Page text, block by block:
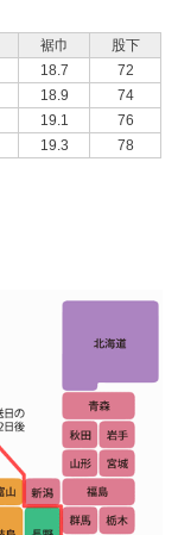
裾巾
股下
18.7
72
18.9
74
19.1
76
19.3 78